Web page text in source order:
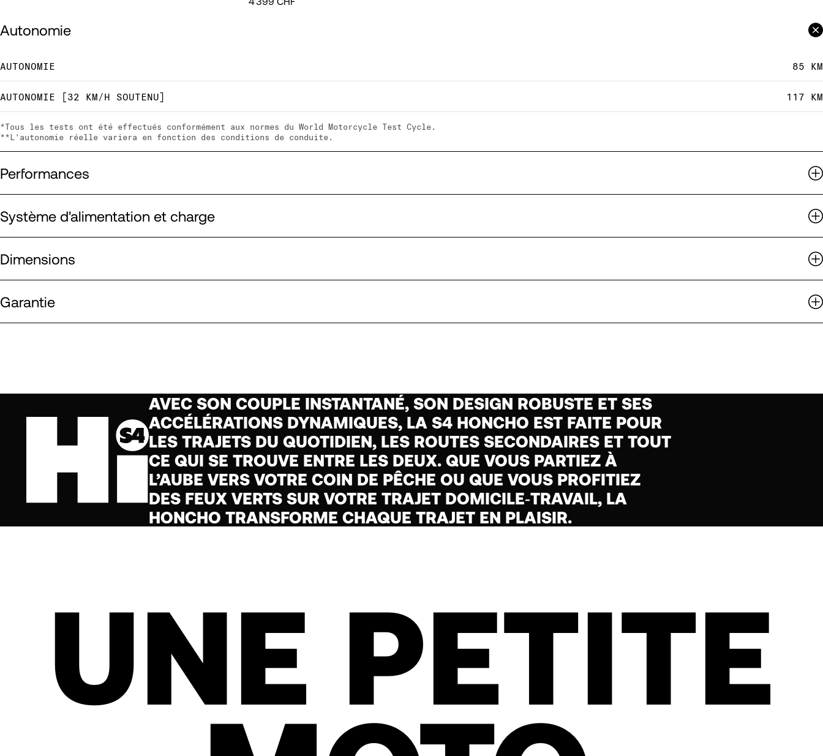
Autonomie
AUTONOMIE 85 KM
AUTONOMIE [32 KM/H SOUTENU] 117 KM
*Tous les tests ont été effectués conformément aux normes du World Motorcycle Test Cycle.
**L'autonomie réelle variera en fonction des conditions de conduite.
Performances
Système d'alimentation et charge
Dimensions
Garantie
AVEC SON COUPLE INSTANTANÉ, SON DESIGN ROBUSTE ET SES
ACCÉLÉRATIONS DYNAMIQUES, LA S4 HONCHO EST FAITE POUR
LES TRAJETS DU QUOTIDIEN, LES ROUTES SECONDAIRES ET TOUT
CE QUI SE TROUVE ENTRE LES DEUX. QUE VOUS PARTIEZ À
L’AUBE VERS VOTRE COIN DE PÊCHE OU QUE VOUS PROFITIEZ
DES FEUX VERTS SUR VOTRE TRAJET DOMICILE‑TRAVAIL, LA
HONCHO TRANSFORME CHAQUE TRAJET EN PLAISIR.
UNE PETITE